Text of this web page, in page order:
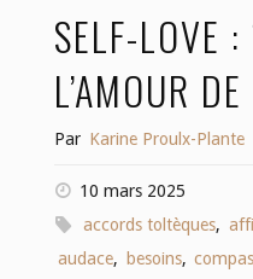
SELF-LOVE
L’AMOUR
Par Karine Proulx-Plante
10 mars 2025
accords toltèques,
audace, besoins,